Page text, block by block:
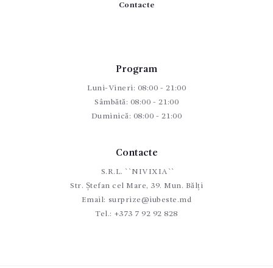
Contacte
Program
Luni-Vineri: 08:00 - 21:00
Sâmbătă: 08:00 - 21:00
Duminică: 08:00 - 21:00
Contacte
S.R.L. ``NIVIXIA``
Str. Ștefan cel Mare, 39. Mun. Bălți
Email: surprize@iubeste.md
Tel.: +373 7 92 92 828